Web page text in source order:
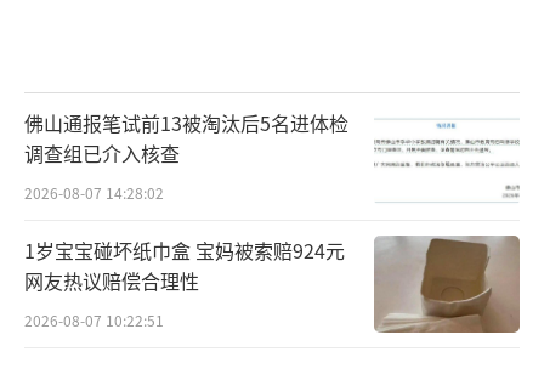
佛山通报笔试前13被淘汰后5名进体检
调查组已介入核查
2026-08-07 14:28:02
1岁宝宝碰坏纸巾盒 宝妈被索赔924元
网友热议赔偿合理性
2026-08-07 10:22:51